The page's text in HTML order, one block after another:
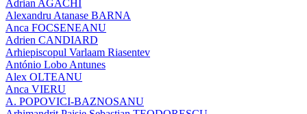
Adrian AGACHI
Alexandru Atanase BARNA
Anca FOCSENEANU
Adrien CANDIARD
Arhiepiscopul Varlaam Riasentev
António Lobo Antunes
Alex OLTEANU
Anca VIERU
A. POPOVICI-BAZNOSANU